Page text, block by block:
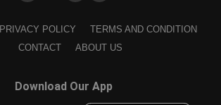
PRIVACY POLICY
TERMS AND CONDITION
CONTACT
ABOUT US
Download Our App